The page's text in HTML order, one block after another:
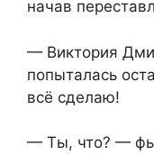
начав
— Виктория
попыталась
всё сделаю!
— Ты, что? —